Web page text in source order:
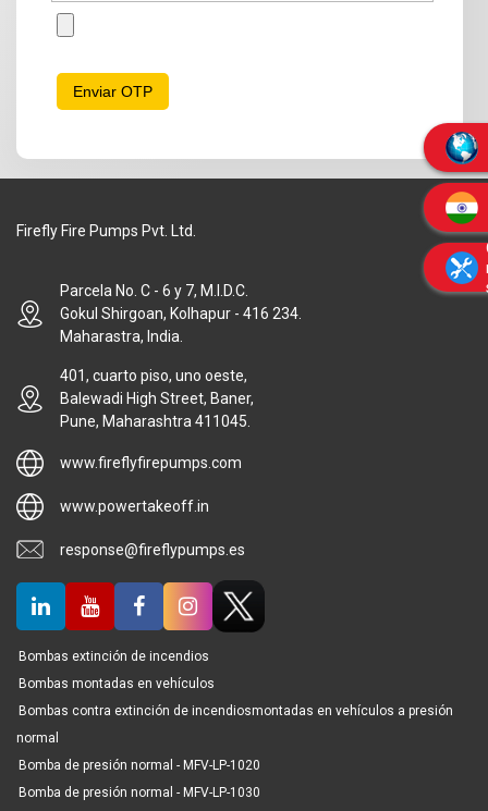
Firefly Fire Pumps Pvt. Ltd.
Parcela No. C - 6 y 7, M.I.D.C.
Gokul Shirgoan, Kolhapur - 416 234.
Maharastra, India.
401, cuarto piso, uno oeste,
Balewadi High Street, Baner,
Pune, Maharashtra 411045.
www.fireflyfirepumps.com
www.powertakeoff.in
response@fireflypumps.es
Bombas extinción de incendios
Bombas montadas en vehículos
Bombas contra extinción de incendiosmontadas en vehículos a presión
normal
Bomba de presión normal - MFV-LP-1020
Bomba de presión normal - MFV-LP-1030